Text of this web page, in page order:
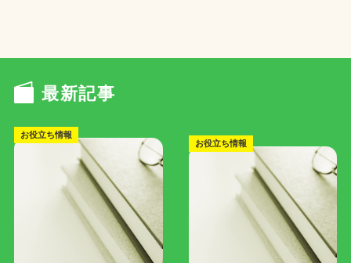
最新記事
お役立ち情報
お役立ち情報